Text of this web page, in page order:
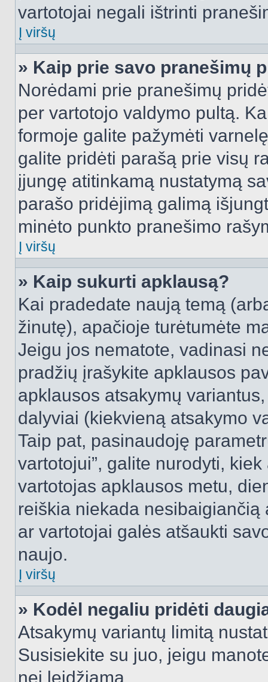
vartotojai negali ištrinti
Į viršų
» Kaip prie savo pranešimų
Norėdami prie pranešimų
per vartotojo valdymo pultą.
formoje galite pažymėti
galite pridėti parašą prie visų
įjungę atitinkamą nustatymą
parašo pridėjimą galimą
minėto punkto pranešimo
Į viršų
» Kaip sukurti apklausą?
Kai pradedate naują temą
žinutę), apačioje turėtumėte
Jeigu jos nematote, vadinasi
pradžių įrašykite apklausos
apklausos atsakymų
dalyviai (kiekvieną atsakymo
Taip pat, pasinaudoję
vartotojui”, galite nurodyti,
vartotojas apklausos metu,
reiškia niekada
ar vartotojai galės atšaukti
naujo.
Į viršų
» Kodėl negaliu pridėti
Atsakymų variantų limitą
Susisiekite su juo, jeigu
nei leidžiama.